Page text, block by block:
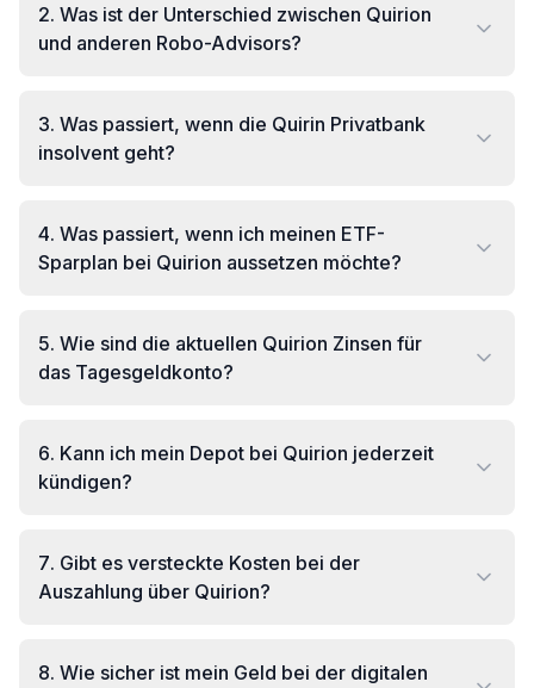
2. Was ist der Unterschied zwischen Quirion
und anderen Robo-Advisors?
3. Was passiert, wenn die Quirin Privatbank
insolvent geht?
4. Was passiert, wenn ich meinen ETF-
Sparplan bei Quirion aussetzen möchte?
5. Wie sind die aktuellen Quirion Zinsen für
das Tagesgeldkonto?
6. Kann ich mein Depot bei Quirion jederzeit
kündigen?
7. Gibt es versteckte Kosten bei der
Auszahlung über Quirion?
8. Wie sicher ist mein Geld bei der digitalen